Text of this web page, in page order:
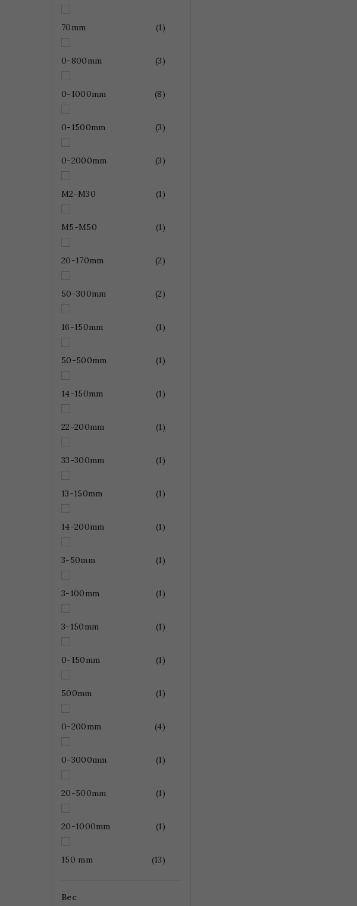
70mm (1)
0-800mm (3)
0-1000mm (8)
0-1500mm (3)
0-2000mm (3)
M2-M30 (1)
M5-M50 (1)
20-170mm (2)
50-300mm (2)
16-150mm (1)
50-500mm (1)
14-150mm (1)
22-200mm (1)
33-300mm (1)
13-150mm (1)
14-200mm (1)
3-50mm (1)
3-100mm (1)
3-150mm (1)
0-150mm (1)
500mm (1)
0-200mm (4)
0-3000mm (1)
20-500mm (1)
20-1000mm (1)
150 mm (13)
Bec